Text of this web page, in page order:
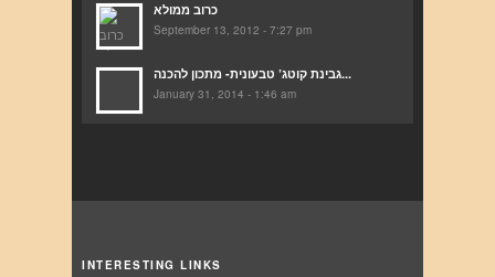
כרוב ממולא
September 13, 2012 - 7:27 pm
גבינת קוטג’ טבעונית- מתכון להכנה...
January 31, 2014 - 1:46 am
INTERESTING LINKS